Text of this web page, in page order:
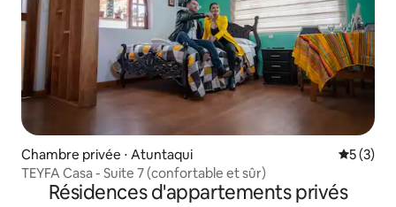
Chambre privée ⋅ Atuntaqui
5 (3)
TEYFA Casa - Suite 7 (confortable et sûr)
Résidences d'appartements privés